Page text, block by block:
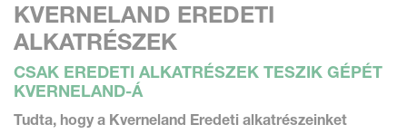
KVERNELAND EREDETI
ALKATRÉSZEK
CSAK EREDETI ALKATRÉSZEK TESZIK GÉPÉT
KVERNELAND-Á
Tudta, hogy a Kverneland Eredeti alkatrészeinket